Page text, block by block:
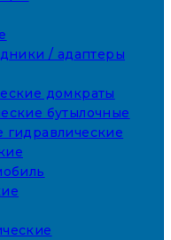
/ адаптеры
домкраты
бутылочные